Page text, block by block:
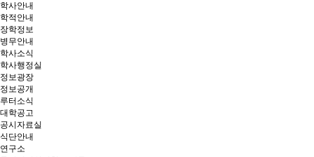
학사안내
학적안내
장학정보
병무안내
학사소식
학사행정실
정보광장
정보공개
루터소식
대학공고
공시자료실
식단안내
연구소